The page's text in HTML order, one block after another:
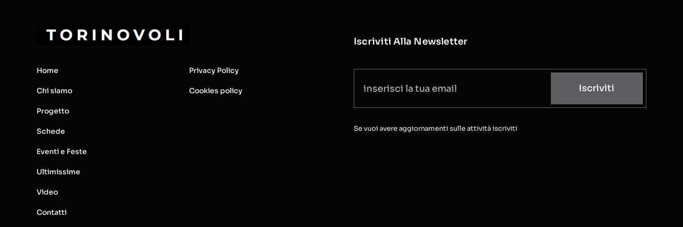
Home
Chi siamo
Progetto
Schede
Eventi e Feste
Ultimissime
Video
Contatti
Privacy Policy
Cookies policy
Iscriviti Alla Newsletter
Iscriviti
Se vuoi avere aggiornamenti sulle attività iscriviti